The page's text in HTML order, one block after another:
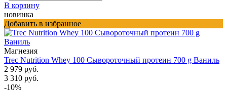
В корзину
новинка
Добавить в избранное
Магнезия
Trec Nutrition Whey 100 Сывороточный протеин 700 g Ваниль
2 979 руб.
3 310 руб.
-10%